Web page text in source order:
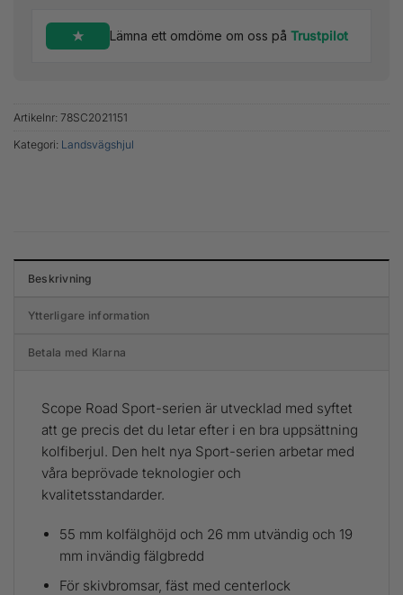
Lämna ett omdöme om oss på Trustpilot
Artikelnr: 78SC2021151
Kategori: Landsvägshjul
Beskrivning
Ytterligare information
Betala med Klarna
Scope Road Sport-serien är utvecklad med syftet
att ge precis det du letar efter i en bra uppsättning
kolfiberjul. Den helt nya Sport-serien arbetar med
våra beprövade teknologier och
kvalitetsstandarder.
55 mm kolfälghöjd och 26 mm utvändig och 19
mm invändig fälgbredd
För skivbromsar, fäst med centerlock